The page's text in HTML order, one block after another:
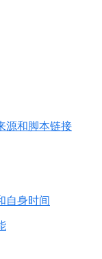
源和脚本链接
自身时间